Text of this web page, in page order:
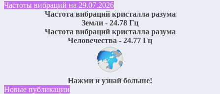
Частоты вибраций на 29.07.2026
Частота вибраций кристалла разума
Земли - 24.78 Гц
Частота вибраций кристалла разума
Человечества - 24.77 Гц
Нажми и узнай больше!
Новые публикации